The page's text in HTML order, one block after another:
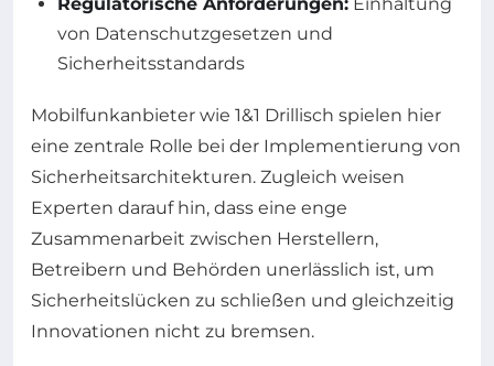
Regulatorische Anforderungen: Einhaltung
von Datenschutzgesetzen und
Sicherheitsstandards
Mobilfunkanbieter wie 1&1 Drillisch spielen hier
eine zentrale Rolle bei der Implementierung von
Sicherheitsarchitekturen. Zugleich weisen
Experten darauf hin, dass eine enge
Zusammenarbeit zwischen Herstellern,
Betreibern und Behörden unerlässlich ist, um
Sicherheitslücken zu schließen und gleichzeitig
Innovationen nicht zu bremsen.